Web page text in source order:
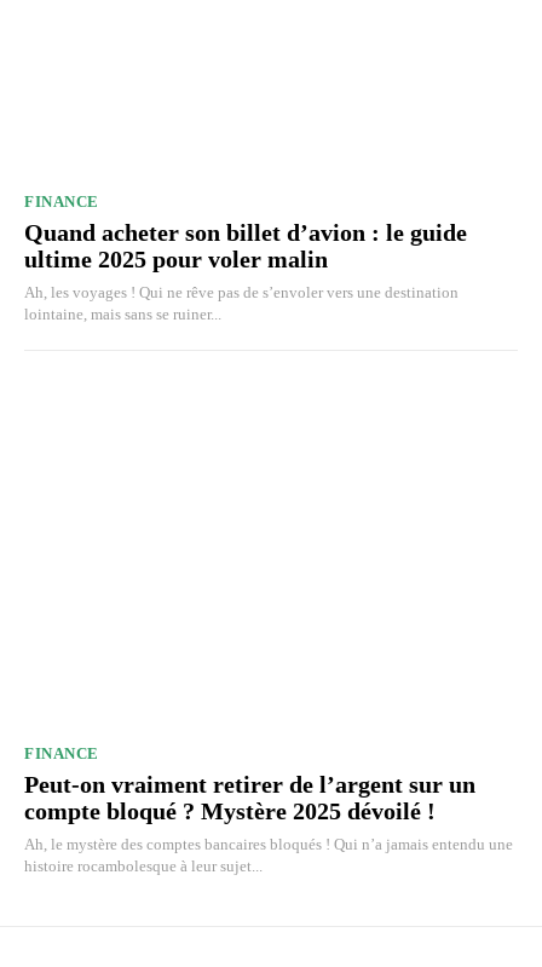
FINANCE
Quand acheter son billet d’avion : le guide
ultime 2025 pour voler malin
Ah, les voyages ! Qui ne rêve pas de s’envoler vers une destination
lointaine, mais sans se ruiner...
FINANCE
Peut-on vraiment retirer de l’argent sur un
compte bloqué ? Mystère 2025 dévoilé !
Ah, le mystère des comptes bancaires bloqués ! Qui n’a jamais entendu une
histoire rocambolesque à leur sujet...